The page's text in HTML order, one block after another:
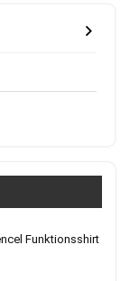
Funktionsshirt